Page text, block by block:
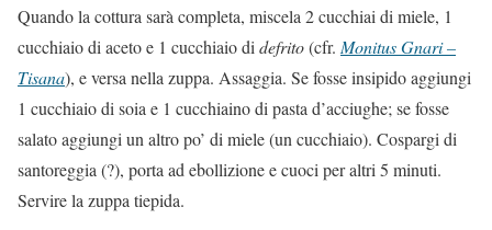
Quando la cottura sarà completa, miscela 2 cucchiai di miele, 1
cucchiaio di aceto e 1 cucchiaio di defrito(cfr. Monitus Gnari –
Tisana), e versa nella zuppa. Assaggia. Se fosse insipido aggiungi
1 cucchiaio di soia e 1 cucchiaino di pasta d’acciughe; se fosse
salato aggiungi un altro po’ di miele (un cucchiaio). Cospargi di
santoreggia (?), porta ad ebollizione e cuoci per altri 5 minuti.
Servire la zuppa tiepida.